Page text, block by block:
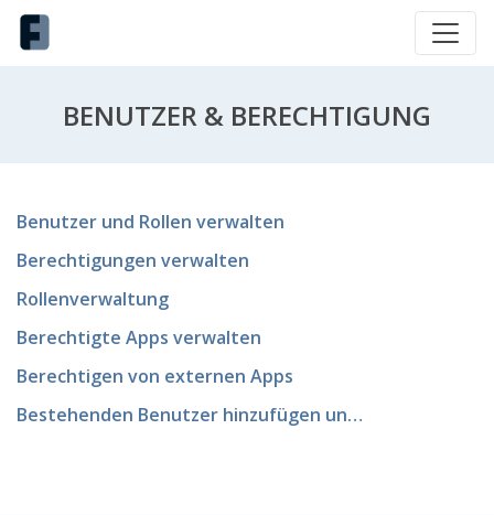
BENUTZER & BERECHTIGUNG
Benutzer und Rollen verwalten
Berechtigungen verwalten
Rollenverwaltung
Berechtigte Apps verwalten
Berechtigen von externen Apps
Bestehenden Benutzer hinzufügen und verwalten